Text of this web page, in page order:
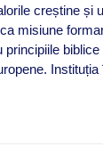
creștine și
misiune
principiile
Instituția